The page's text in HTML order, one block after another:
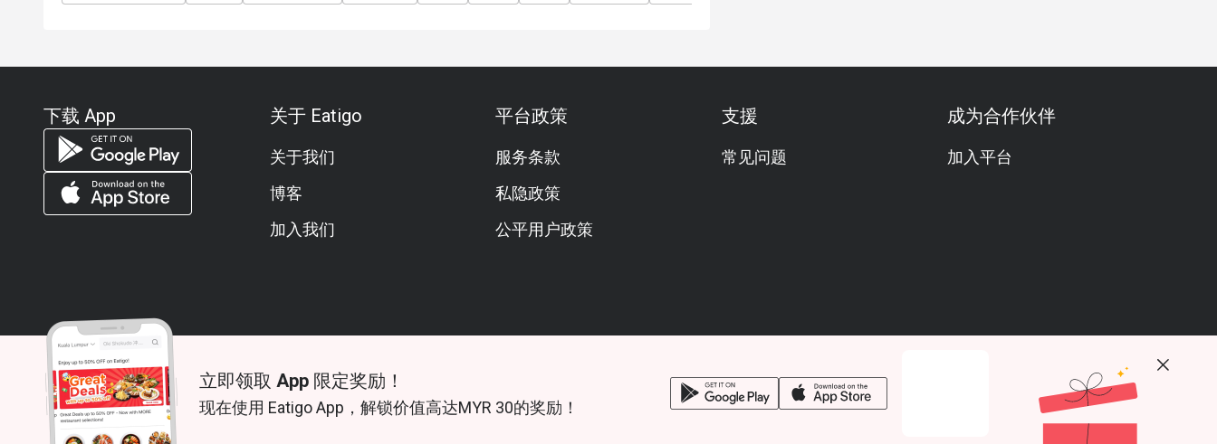
下载 App 关于 Eatigo
关于我们
博客
加入我们
平台政策
服务条款
私隐政策
公平用户政策
支援
常见问题
成为合作伙伴
加入平台
© 2026 Zoek. All rights reserved.
立即领取 App 限定奖励！
现在使用 Eatigo App，解锁价值高达MYR 30的奖励！